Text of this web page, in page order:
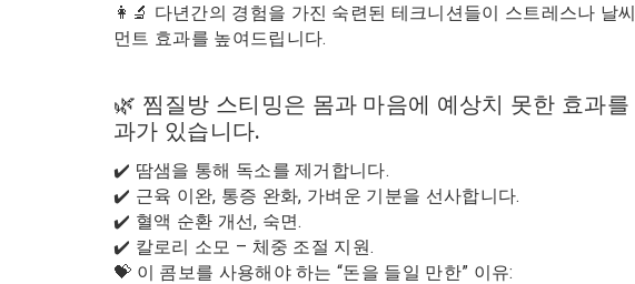
👩‍🔬 다년간의 경험을 가진 숙련된 테크니션들이 스트레스나 날
먼트 효과를 높여드립니다.
🌿 찜질방 스티밍은 몸과 마음에 예상치 못한 효과
과가 있습니다.
✔️ 땀샘을 통해 독소를 제거합니다.
✔️ 근육 이완, 통증 완화, 가벼운 기분을 선사합니다.
✔️ 혈액 순환 개선, 숙면.
✔️ 칼로리 소모 – 체중 조절 지원.
💝 이 콤보를 사용해야 하는 “돈을 들일 만한” 이유: